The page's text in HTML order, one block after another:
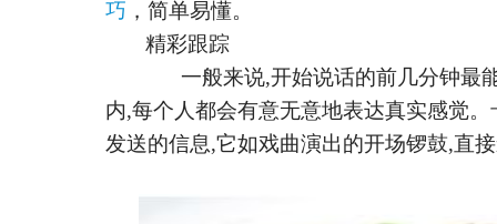
巧 ，简单易懂。
精彩跟踪
一般来说,开始说话的前几分钟最
内,每个人都会有意无意地表达真实感觉
发送的信息,它如戏曲演出的开场锣鼓,直